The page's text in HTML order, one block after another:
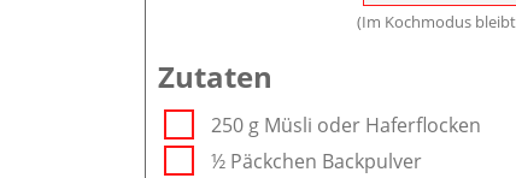
(Im Kochmodus
Zutaten
250 g Müsli oder Haferflocken
½ Päckchen Backpulver